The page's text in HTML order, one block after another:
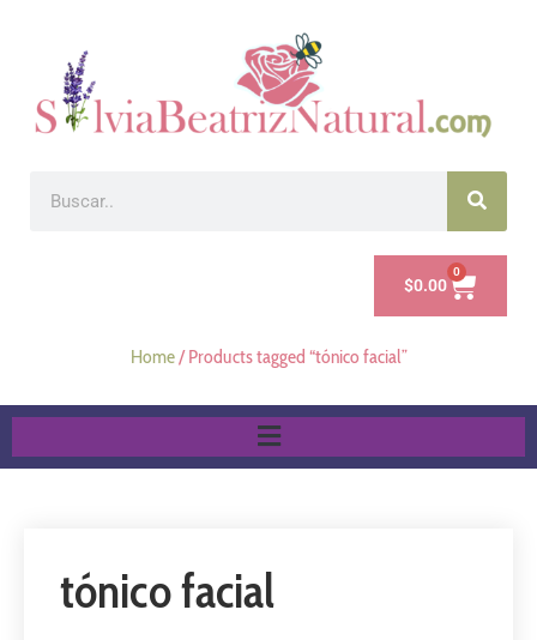
$0.00
0
Home/ Products tagged “tónico facial”
tónico facial